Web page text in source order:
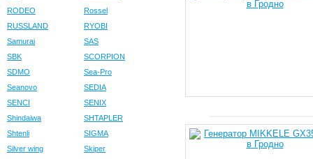
RODEO
Rossel
RUSSLAND
RYOBI
Samurai
SAS
SBK
SCORPION
SDMO
Sea-Pro
Seanovo
SEDIA
SENCI
SENIX
Shindaiwa
SHTAPLER
Shtenli
SIGMA
Silver wing
Skiper